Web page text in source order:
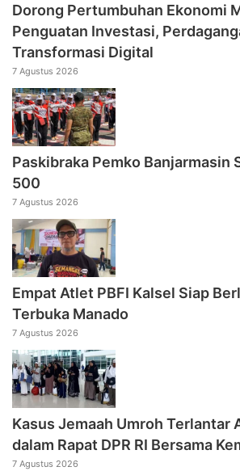
Dorong Pertumbuhan Ekonomi
Penguatan Investasi,
Transformasi Digital
7 Agustus 2026
Paskibraka Pemko Banjarmasin
500
7 Agustus 2026
Empat Atlet PBFI Kalsel Siap
Terbuka Manado
7 Agustus 2026
Kasus Jemaah Umroh Terlantar
dalam Rapat DPR RI Bersama
7 Agustus 2026